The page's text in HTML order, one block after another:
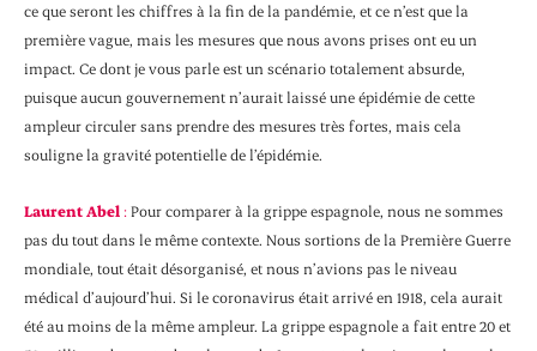
ce que seront les chiffres à la fin de la pandémie, et ce n’est que la
première vague, mais les mesures que nous avons prises ont eu un
impact. Ce dont je vous parle est un scénario totalement absurde,
puisque aucun gouvernement n’aurait laissé une épidémie de cette
ampleur circuler sans prendre des mesures très fortes, mais cela
souligne la gravité potentielle de l’épidémie.
Laurent Abel :Pour comparer à la grippe espagnole, nous ne sommes
pas du tout dans le même contexte. Nous sortions de la Première Guerre
mondiale, tout était désorganisé, et nous n’avions pas le niveau
médical d’aujourd’hui. Si le coronavirus était arrivé en 1918, cela aurait
été au moins de la même ampleur. La grippe espagnole a fait entre 20 et